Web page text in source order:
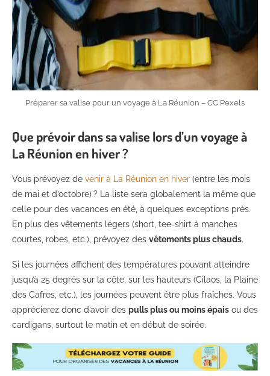
Préparer sa valise pour un voyage à La Réunion – CC Pexels
Que prévoir dans sa valise lors d’un voyage à
La Réunion en hiver ?
Vous prévoyez de venir à La Réunion en hiver (entre les mois
de mai et d’octobre) ? La liste sera globalement la même que
celle pour des vacances en été, à quelques exceptions près.
En plus des vêtements légers (short, tee-shirt à manches
courtes, robes, etc.), prévoyez des vêtements plus chauds.
Si les journées affichent des températures pouvant atteindre
jusqu’à 25 degrés sur la côte, sur les hauteurs (Cilaos, la Plaine
des Cafres, etc.), les journées peuvent être plus fraîches. Vous
apprécierez donc d’avoir des pulls plus ou moins épais ou des
cardigans, surtout le matin et en début de soirée.